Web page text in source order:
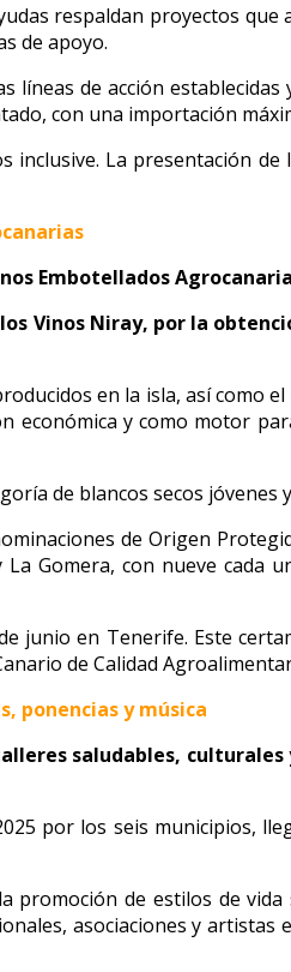
respaldan proyectos
de apoyo.
de acción
con una importación
La presentación
Embotellados
Vinos Niray, por la
en la isla, así como
y como motor
de blancos secos
de Origen
Gomera, con nueve cada
junio en Tenerife. Este
de Calidad
ponencias y música
saludables,
por los seis municipios,
de estilos de
asociaciones y artistas